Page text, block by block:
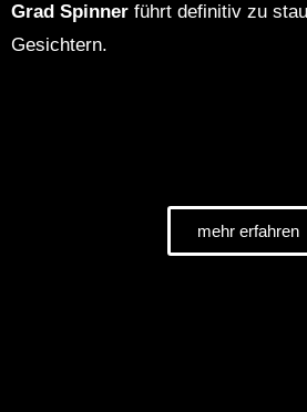
Grad Spinner führt definitiv zu
Gesichtern.
mehr erfahren